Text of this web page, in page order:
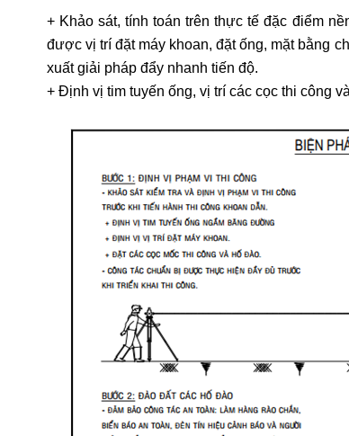
+ Khảo sát, tính toán trên thực tế đặc điểm
được vị trí đặt máy khoan, đặtống, mặt bằng
xuất giải pháp đẩy nhanh tiến độ.
+ Định vị tim tuyến ống, vị trí các cọc thi công